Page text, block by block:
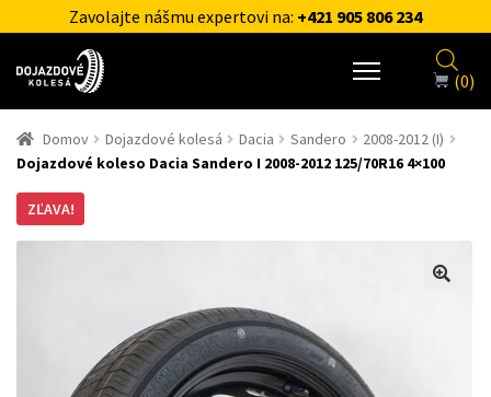
Zavolajte nášmu expertovi na: +421 905 806 234
(0)
Domov Dojazdové kolesá Dacia Sandero
2008-2012 (I)
Dojazdové koleso Dacia Sandero I 2008-2012 125/70R16 4×100
ZĽAVA!